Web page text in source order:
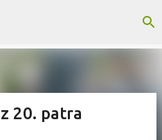
hlavní obsah
20. patra